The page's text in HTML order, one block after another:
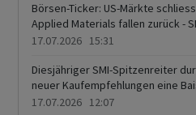
Börsen-Ticker: US-Märkte
Applied Materials fallen zurück -
Handel - Schwergewichte stützen
17.07.2026 15:31
Diesjähriger SMI-Spitzenreiter
neuer Kaufempfehlungen eine
17.07.2026 12:07